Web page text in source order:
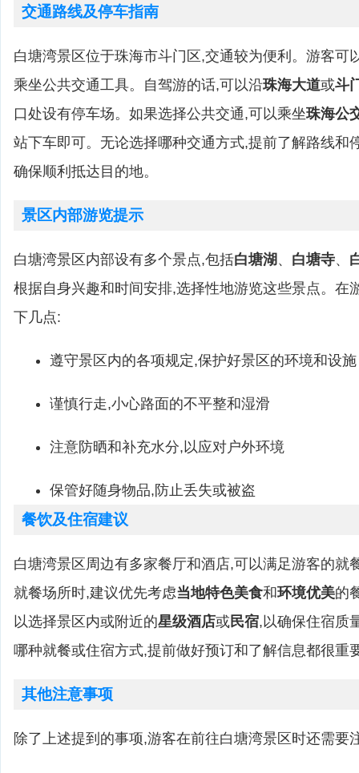
交通路线及停车指南
白塘湾景区位于珠海市斗门区,交通较为便利。游客可
乘坐公共交通工具。自驾游的话,可以沿珠海大道或斗
口处设有停车场。如果选择公共交通,可以乘坐珠海公
站下车即可。无论选择哪种交通方式,提前了解路线和
确保顺利抵达目的地。
景区内部游览提示
白塘湾景区内部设有多个景点,包括白塘湖 、 白塘寺、
根据自身兴趣和时间安排,选择性地游览这些景点。在
下几点:
遵守景区内的各项规定,保护好景区的环境和设施
谨慎行走,小心路面的不平整和湿滑
注意防晒和补充水分,以应对户外环境
保管好随身物品,防止丢失或被盗
餐饮及住宿建议
白塘湾景区周边有多家餐厅和酒店,可以满足游客的就
就餐场所时,建议优先考虑当地特色美食和环境优美的
以选择景区内或附近的星级酒店或民宿,以确保住宿质
哪种就餐或住宿方式,提前做好预订和了解信息都很重
其他注意事项
除了上述提到的事项,游客在前往白塘湾景区时还需要